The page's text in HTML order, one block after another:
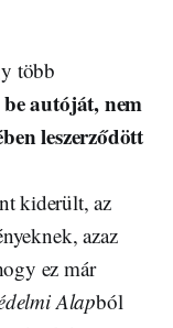
több
autóját, nem
leszerződött
kiderült, az
azaz
ez már
Alapból